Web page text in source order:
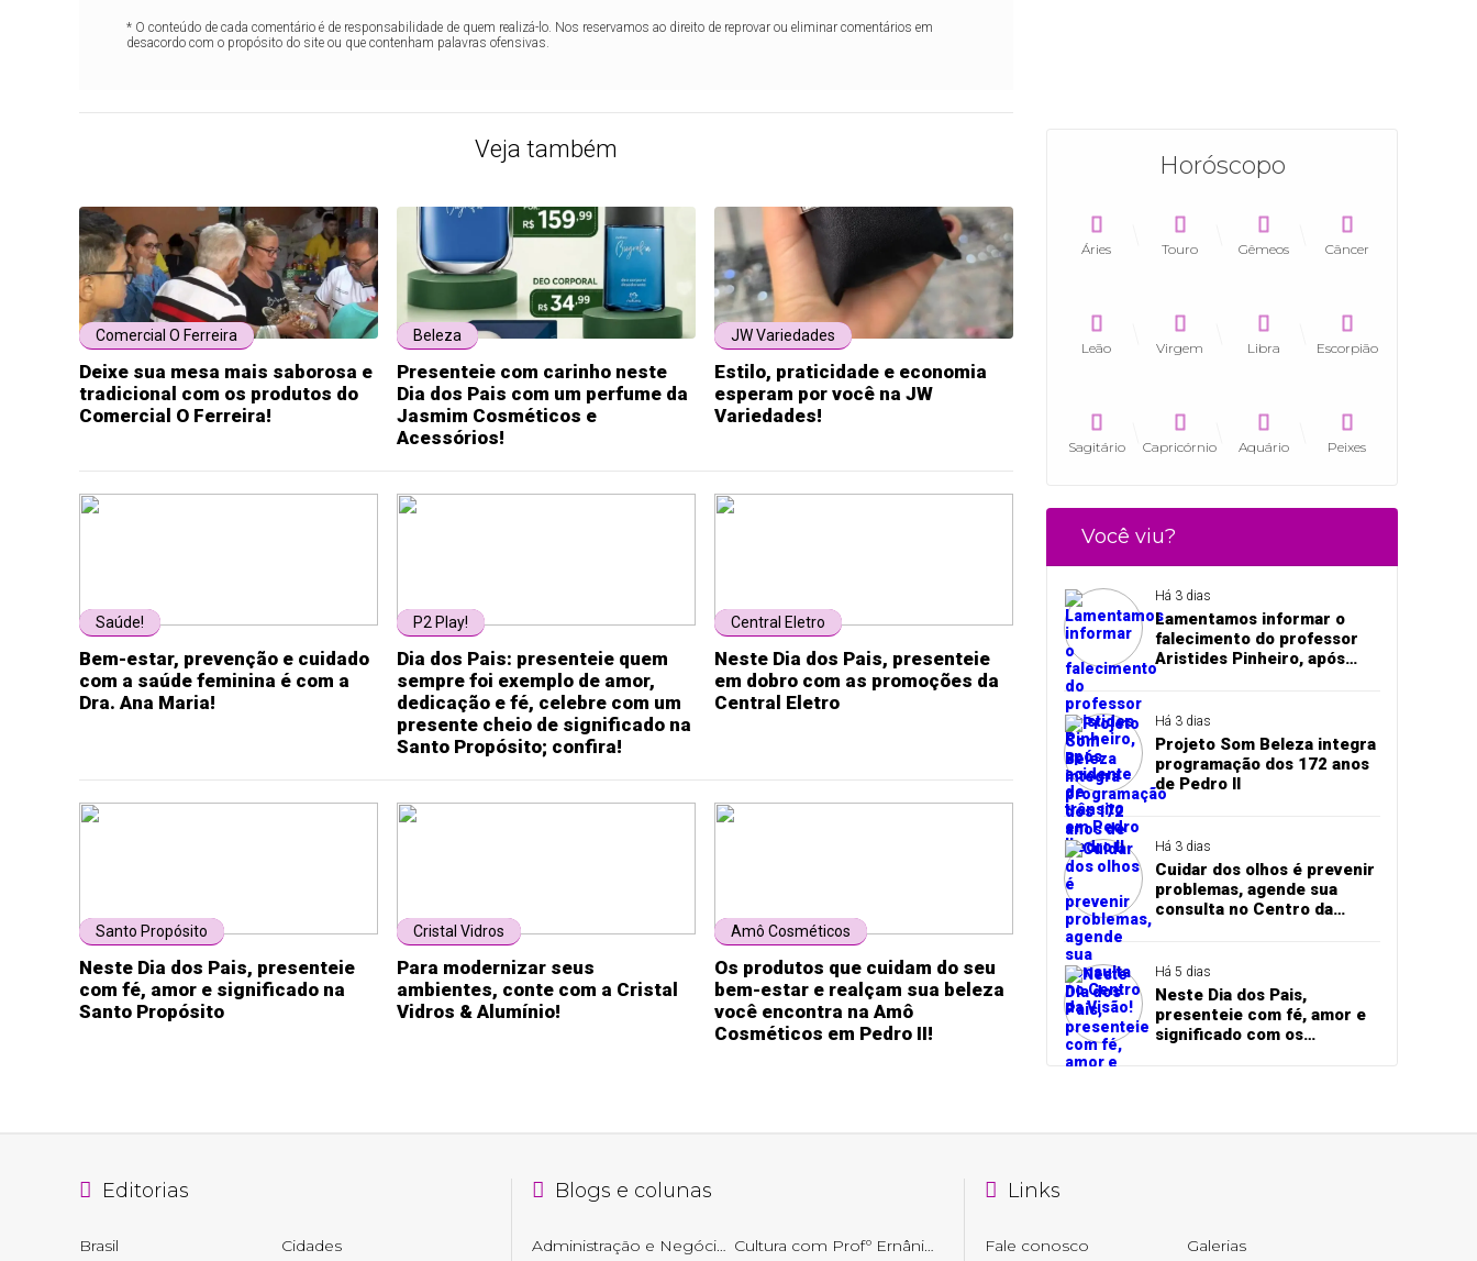
* O conteúdo de cada comentário é de responsabilidade de quem realizá-lo. Nos reservamos ao direito de reprovar ou eliminar comentários em
desacordo com o propósito do site ou que contenham palavras ofensivas.
Veja também
Comercial O Ferreira
Deixe sua mesa mais saborosa e
tradicional com os produtos do
Comercial O Ferreira!
Beleza
Presenteie com carinho neste
Dia dos Pais com um perfume da
Jasmim Cosméticos e
Acessórios!
JW Variedades
Estilo, praticidade e economia
esperam por você na JW
Variedades!
Saúde!
Bem-estar, prevenção e cuidado
com a saúde feminina é com a
Dra. Ana Maria!
P2 Play!
Dia dos Pais: presenteie quem
sempre foi exemplo de amor,
dedicação e fé, celebre com um
presente cheio de significado na
Santo Propósito; confira!
Central Eletro
Neste Dia dos Pais, presenteie
em dobro com as promoções da
Central Eletro
Santo Propósito
Neste Dia dos Pais, presenteie
com fé, amor e significado na
Santo Propósito
Cristal Vidros
Para modernizar seus
ambientes, conte com a Cristal
Vidros & Alumínio!
Amô Cosméticos
Os produtos que cuidam do seu
bem-estar e realçam sua beleza
você encontra na Amô
Cosméticos em Pedro II!
Horóscopo
Áries Touro Gêmeos Câncer
Leão Virgem Libra Escorpião
Sagitário Capricórnio Aquário Peixes
Você viu?
Há 3 dias
Lamentamos informar o
falecimento do professor
Aristides Pinheiro, após
acidente de trânsito em
Há 3 dias
Projeto Som Beleza integra
programação dos 172 anos
de Pedro II
Há 3 dias
Cuidar dos olhos é prevenir
problemas, agende sua
consulta no Centro da
Há 5 dias
Neste Dia dos Pais,
presenteie com fé, amor e
significado com os
Editorias
Brasil Cidades
Blogs e colunas Links
Fale conosco Galerias